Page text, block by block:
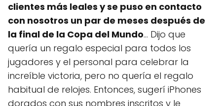
clientes más leales y se puso en contacto
con nosotros un par de meses después de
la final de la Copa del Mundo… Dijo que
quería un regalo especial para todos los
jugadores y el personal para celebrar la
increíble victoria, pero no quería el regalo
habitual de relojes. Entonces, sugerí iPhones
dorados con sus nombres inscritos y le